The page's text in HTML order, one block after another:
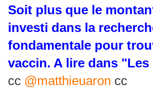
Soit plus que le
investi dans la
fondamentale pour
vaccin. A lire dans
cc @matthieuaron cc